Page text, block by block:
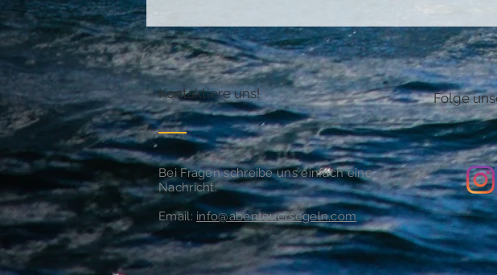
Kontaktiere uns!
Bei Fragen schreibe uns einfach eine
Nachricht:
Email: info@abenteuersegeln.com
Folge